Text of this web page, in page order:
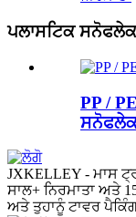
ਪਲਾਸਟਿਕ
PP /
JXKELLEY - ਮਾਸ
ਸਾਲ+ ਨਿਰਮਾਤਾ ਅਤੇ
ਅਤੇ ਤੁਹਾਨੂੰ ਟਾਵਰ